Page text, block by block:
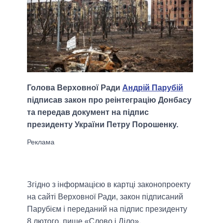
Голова Верховної Ради Андрій Парубій
підписав закон про реінтеграцію Донбасу
та передав документ на підпис
президенту України Петру Порошенку.
Згідно з інформацією в картці законопроекту
на сайті Верховної Ради, закон підписаний
Парубієм і переданий на підпис президенту